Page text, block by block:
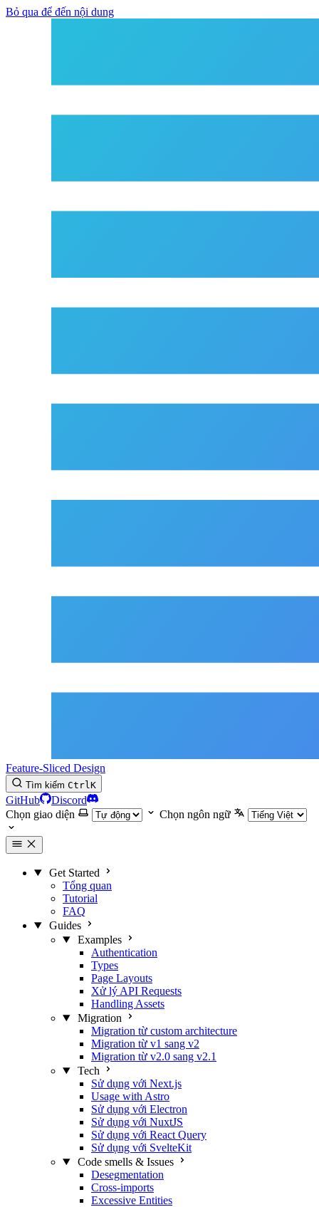
Bỏ qua để đến nội dung
Feature-Sliced Design
Tìm kiếm CtrlK
GitHub
Discord
Chọn giao diện
Chọn ngôn ngữ
Get Started
Tổng quan
Tutorial
FAQ
Guides
Examples
Authentication
Types
Page Layouts
Xử lý API Requests
Handling Assets
Migration
Migration từ custom architecture
Migration từ v1 sang v2
Migration từ v2.0 sang v2.1
Tech
Sử dụng với Next.js
Usage with Astro
Sử dụng với Electron
Sử dụng với NuxtJS
Sử dụng với React Query
Sử dụng với SvelteKit
Code smells & Issues
Desegmentation
Cross-imports
Excessive Entities